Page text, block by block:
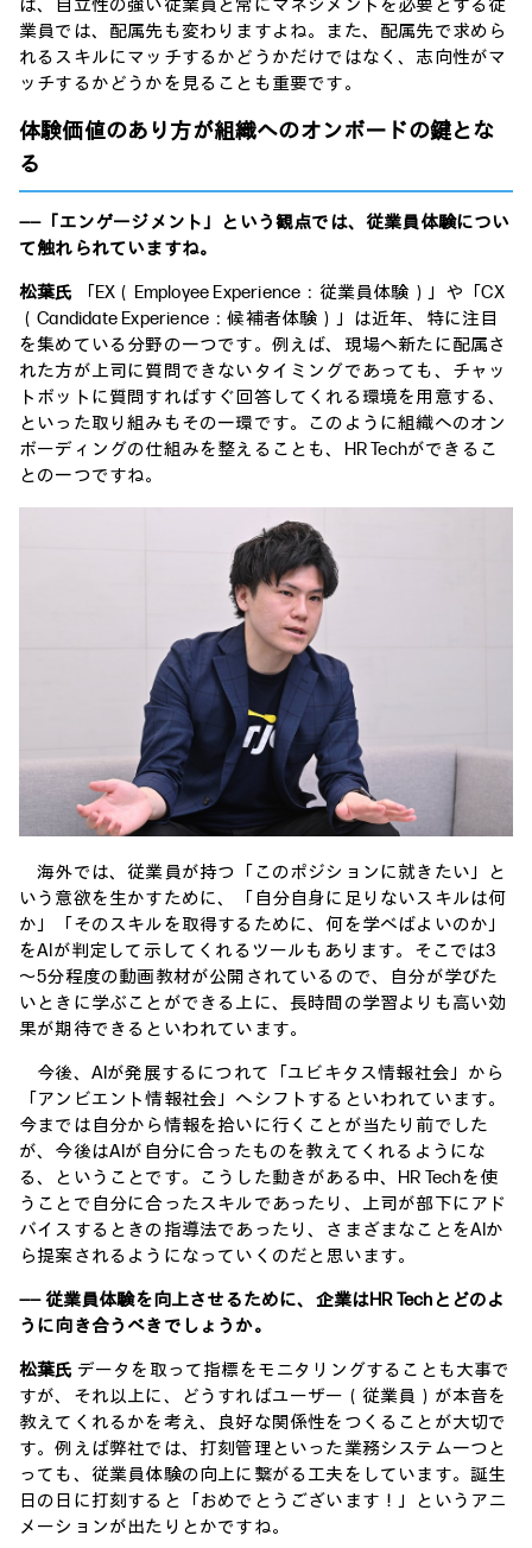
ば、自立性の強い従業員と常にマネジメントを必要とする従
業員では、配属先も変わりますよね。また、配属先で求めら
れるスキルにマッチするかどうかだけではなく、志向性がマ
ッチするかどうかを見ることも重要です。
体験価値のあり方が組織へのオンボードの鍵とな
る
――「エンゲージメント」という観点では、従業員体験につい
て触れられていますね。
松葉氏 「EX（Employee Experience：従業員体験）」や「CX
（Candidate Experience：候補者体験）」は近年、特に注目
を集めている分野の一つです。例えば、現場へ新たに配属さ
れた方が上司に質問できないタイミングであっても、チャッ
トボットに質問すればすぐ回答してくれる環境を用意する、
といった取り組みもその一環です。このように組織へのオン
ボーディングの仕組みを整えることも、HR Techができるこ
との一つですね。
海外では、従業員が持つ「このポジションに就きたい」と
いう意欲を生かすために、「自分自身に足りないスキルは何
か」「そのスキルを取得するために、何を学べばよいのか」
をAIが判定して示してくれるツールもあります。そこでは3
～5分程度の動画教材が公開されているので、自分が学びた
いときに学ぶことができる上に、長時間の学習よりも高い効
果が期待できるといわれています。
今後、AIが発展するにつれて「ユビキタス情報社会」から
「アンビエント情報社会」へシフトするといわれています。
今までは自分から情報を拾いに行くことが当たり前でした
が、今後はAIが自分に合ったものを教えてくれるようにな
る、ということです。こうした動きがある中、HR Techを使
うことで自分に合ったスキルであったり、上司が部下にアド
バイスするときの指導法であったり、さまざまなことをAIか
ら提案されるようになっていくのだと思います。
―― 従業員体験を向上させるために、企業はHR Techとどのよ
うに向き合うべきでしょうか。
松葉氏 データを取って指標をモニタリングすることも大事で
すが、それ以上に、どうすればユーザー（従業員）が本音を
教えてくれるかを考え、良好な関係性をつくることが大切で
す。例えば弊社では、打刻管理といった業務システム一つと
っても、従業員体験の向上に繋がる工夫をしています。誕生
日の日に打刻すると「おめでとうございます！」というアニ
メーションが出たりとかですね。